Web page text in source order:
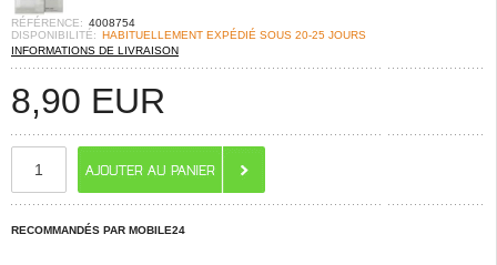
RÉFÉRENCE: 4008754
DISPONIBILITÉ: HABITUELLEMENT EXPÉDIÉ SOUS 20-25 JOURS
INFORMATIONS DE LIVRAISON
8,90 EUR
RECOMMANDÉS PAR MOBILE24